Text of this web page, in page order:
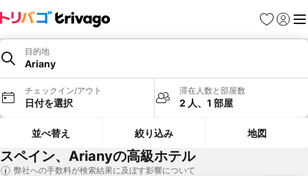
お気に入り
ログイ
メ
目的地
Ariany
チェックイン/アウト
日付を選択
滞在人数と部屋数
2 人、1 部屋
並べ替え 絞り込み 地図
スペイン、Arianyの高級ホテル
弊社への手数料が検索結果に及ぼす影響について